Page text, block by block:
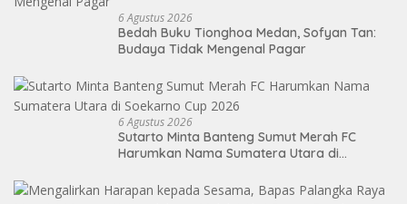
6 Agustus 2026
Bedah Buku Tionghoa Medan, Sofyan Tan:
Budaya Tidak Mengenal Pagar
6 Agustus 2026
Sutarto Minta Banteng Sumut Merah FC
Harumkan Nama Sumatera Utara di